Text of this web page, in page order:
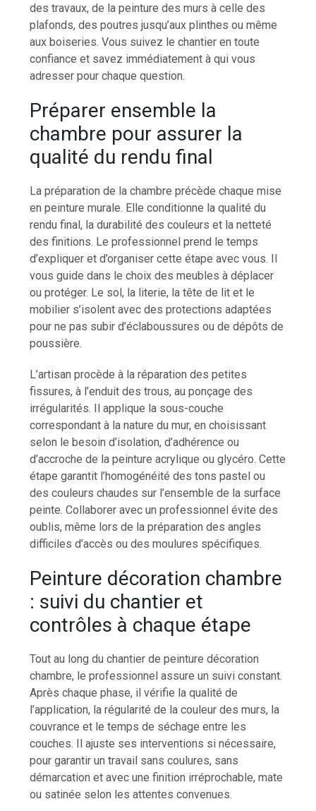
des travaux, de la peinture des murs à celle des
plafonds, des poutres jusqu’aux plinthes ou même
aux boiseries. Vous suivez le chantier en toute
confiance et savez immédiatement à qui vous
adresser pour chaque question.
Préparer ensemble la
chambre pour assurer la
qualité du rendu final
La préparation de la chambre précède chaque mise
en peinture murale. Elle conditionne la qualité du
rendu final, la durabilité des couleurs et la netteté
des finitions. Le professionnel prend le temps
d’expliquer et d’organiser cette étape avec vous. Il
vous guide dans le choix des meubles à déplacer
ou protéger. Le sol, la literie, la tête de lit et le
mobilier s’isolent avec des protections adaptées
pour ne pas subir d’éclaboussures ou de dépôts de
poussière.
L’artisan procède à la réparation des petites
fissures, à l’enduit des trous, au ponçage des
irrégularités. Il applique la sous-couche
correspondant à la nature du mur, en choisissant
selon le besoin d’isolation, d’adhérence ou
d’accroche de la peinture acrylique ou glycéro. Cette
étape garantit l’homogénéité des tons pastel ou
des couleurs chaudes sur l’ensemble de la surface
peinte. Collaborer avec un professionnel évite des
oublis, même lors de la préparation des angles
difficiles d’accès ou des moulures spécifiques.
Peinture décoration chambre
: suivi du chantier et
contrôles à chaque étape
Tout au long du chantier de peinture décoration
chambre, le professionnel assure un suivi constant.
Après chaque phase, il vérifie la qualité de
l’application, la régularité de la couleur des murs, la
couvrance et le temps de séchage entre les
couches. Il ajuste ses interventions si nécessaire,
pour garantir un travail sans coulures, sans
démarcation et avec une finition irréprochable, mate
ou satinée selon les attentes convenues.